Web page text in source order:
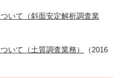
いて（斜面安定解析調査業
いて（土質調査業務）
（2016